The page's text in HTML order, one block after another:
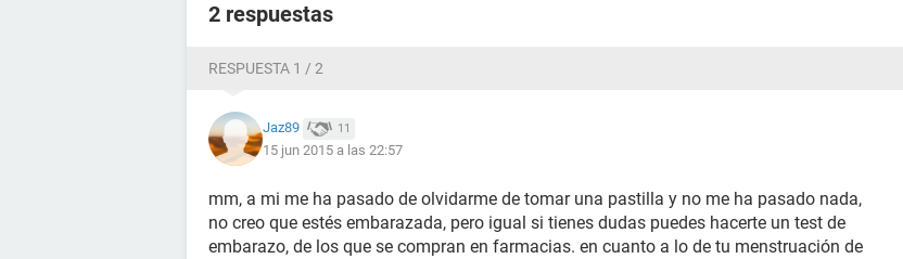
2 respuestas
RESPUESTA 1 / 2
Jaz89 11
15 jun 2015 a las 22:57
mm, a mi me ha pasado de olvidarme de tomar una pastilla y no me ha pasado nada,
no creo que estés embarazada, pero igual si tienes dudas puedes hacerte un test de
embarazo, de los que se compran en farmacias. en cuanto a lo de tu menstruación de